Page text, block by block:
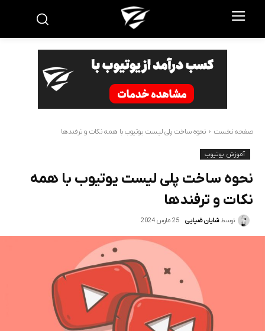
صفحه نخست نحوه ساخت پلی لیست یوتیوب با همه نکات و ترفندها
آموزش یوتیوب
نحوه ساخت پلی لیست یوتیوب با همه
نکات و ترفندها
توسط شایان ضیایی 25 مارس 2024